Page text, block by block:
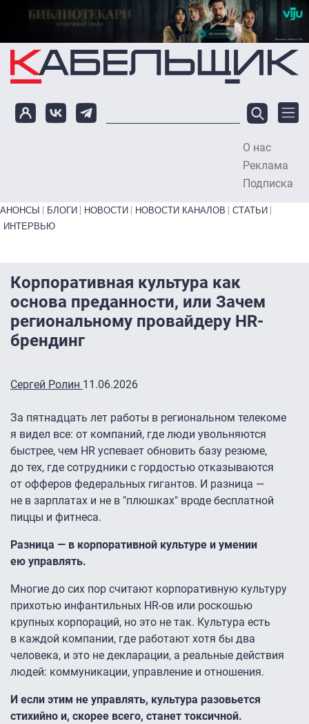
Перейти к основному содержанию
О нас
Реклама
Подписка
Primary links bottom
АНОНСЫ БЛОГИ НОВОСТИ НОВОСТИ КАНАЛОВ
СТАТЬИ
ИНТЕРВЬЮ
Корпоративная культура как
основа преданности, или Зачем
региональному провайдеру HR-
брендинг
Сергей Ролин 11.06.2026
За пятнадцать лет работы в региональном телекоме
я видел все: от компаний, где люди увольняются
быстрее, чем HR успевает обновить базу резюме,
до тех, где сотрудники с гордостью отказываются
от офферов федеральных гигантов. И разница —
не в зарплатах и не в "плюшках" вроде бесплатной
пиццы и фитнеса.
Разница — в корпоративной культуре и умении
ею управлять.
Многие до сих пор считают корпоративную культуру
прихотью инфантильных HR-ов или роскошью
крупных корпораций, но это не так. Культура есть
в каждой компании, где работают хотя бы два
человека, и это не декларации, а реальные действия
людей: коммуникации, управление и отношения.
И если этим не управлять, культура разовьется
стихийно и, скорее всего, станет токсичной.